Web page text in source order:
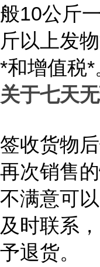
般10公斤
斤以上发
*和增值税*
关于七天
签收货物
再次销售
不满意可
及时联系
予退货。